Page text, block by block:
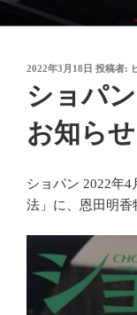
ン
御木本メソ
脳や筋肉をトレーニ
投
稿
日:
2022年3月18日 投稿者:
ショパ
お知らせ
ショパン 2022年
法」に、恩田明香